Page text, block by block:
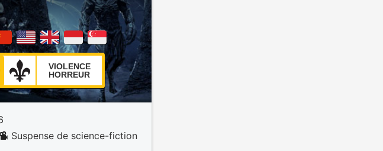
VIOLENCE
HORREUR
Suspense de science-fiction